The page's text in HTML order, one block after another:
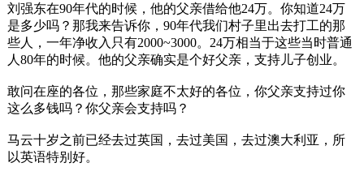
刘强东在90年代的时候，他的父亲借给他24万。你知道24万
是多少吗？那我来告诉你，90年代我们村子里出去打工的那
些人，一年净收入只有2000~3000。24万相当于这些当时普通
人80年的时候。他的父亲确实是个好父亲，支持儿子创业。
敢问在座的各位，那些家庭不太好的各位，你父亲支持过你
这么多钱吗？你父亲会支持吗？
马云十岁之前已经去过英国，去过美国，去过澳大利亚，所
以英语特别好。